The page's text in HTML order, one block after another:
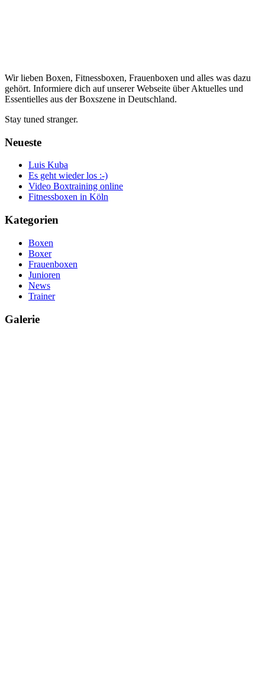
Wir lieben Boxen, Fitnessboxen, Frauenboxen und alles was dazu
gehört. Informiere dich auf unserer Webseite über Aktuelles und
Essentielles aus der Boxszene in Deutschland.
Stay tuned stranger.
Neueste
Luis Kuba
Es geht wieder los :-)
Video Boxtraining online
Fitnessboxen in Köln
Kategorien
Boxen
Boxer
Frauenboxen
Junioren
News
Trainer
Galerie